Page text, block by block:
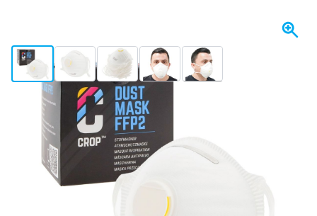
View larger imageView larger imageView larger imageView larger imageView larger image
Spedito domani
Scegli un numero
1 pezzo